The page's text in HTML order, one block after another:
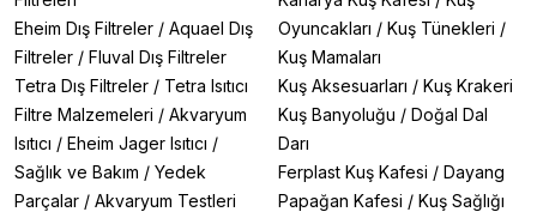
Eheim Dış Filtreler / Aquael Dış
Filtreler / Fluval Dış Filtreler
Tetra Dış Filtreler / Tetra Isıtıcı
Filtre Malzemeleri / Akvaryum
Isıtıcı / Eheim Jager Isıtıcı /
Sağlık ve Bakım / Yedek
Parçalar / Akvaryum Testleri
Oyuncakları / Kuş Tünekleri /
Kuş Mamaları
Kuş Aksesuarları / Kuş Krakeri
Kuş Banyoluğu / Doğal Dal
Darı
Ferplast Kuş Kafesi / Dayang
Papağan Kafesi / Kuş Sağlığı